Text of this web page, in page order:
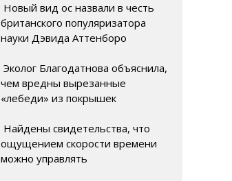
Новый вид ос назвали в честь
британского популяризатора
науки Дэвида Аттенборо
Эколог Благодатнова объяснила,
чем вредны вырезанные
«лебеди» из покрышек
Найдены свидетельства, что
ощущением скорости времени
можно управлять